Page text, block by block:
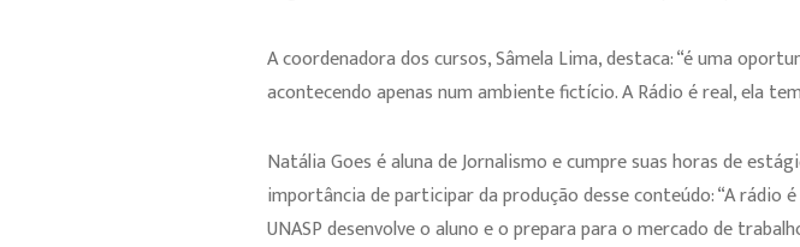
A coordenadora dos cursos, Sâmela Lima, destaca: “é uma
acontecendo apenas num ambiente fictício. A Rádio é real, ela
Natália Goes é aluna de Jornalismo e cumpre suas horas de
importância de participar da produção desse conteúdo: “A
UNASP desenvolve o aluno e o prepara para o mercado de